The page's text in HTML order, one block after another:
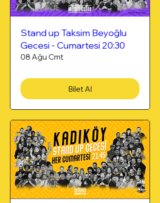
Stand up Taksim Beyoğlu
Gecesi - Cumartesi 20:30
08 Ağu Cmt
Bilet Al